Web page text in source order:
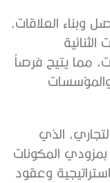
العلاقات،
مما يتيح فرصاً
والمؤسسات
الذي
المكونات
وعقود